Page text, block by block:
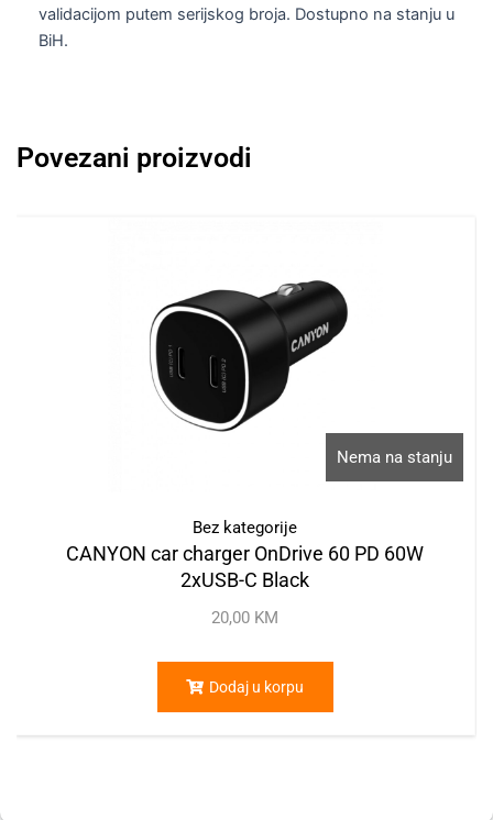
validacijom putem serijskog broja. Dostupno na stanju u
BiH.
Povezani proizvodi
Nema na stanju
Bez kategorije
CANYON car charger OnDrive 60 PD 60W
2xUSB-C Black
20,00 KM
Dodaj u korpu